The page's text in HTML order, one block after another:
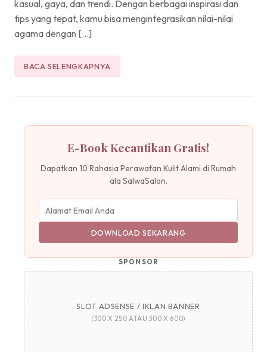
kasual, gaya, dan trendi. Dengan berbagai inspirasi dan
tips yang tepat, kamu bisa mengintegrasikan nilai-nilai
agama dengan […]
BACA SELENGKAPNYA
E-Book Kecantikan Gratis!
Dapatkan 10 Rahasia Perawatan Kulit Alami di Rumah
ala SalwaSalon.
DOWNLOAD SEKARANG
SPONSOR
SLOT ADSENSE / IKLAN BANNER
(300 X 250 ATAU 300 X 600)